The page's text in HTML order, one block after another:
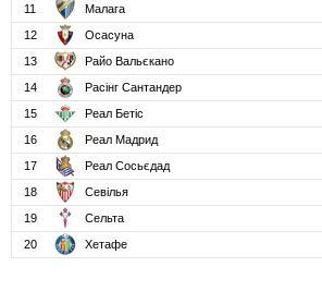
11
Малага
12
Осасуна
13
Райо Вальєкано
14
Расінг Сантандер
15
Реал Бетіс
16
Реал Мадрид
17
Реал Сосьєдад
18
Севілья
19
Сельта
20
Хетафе